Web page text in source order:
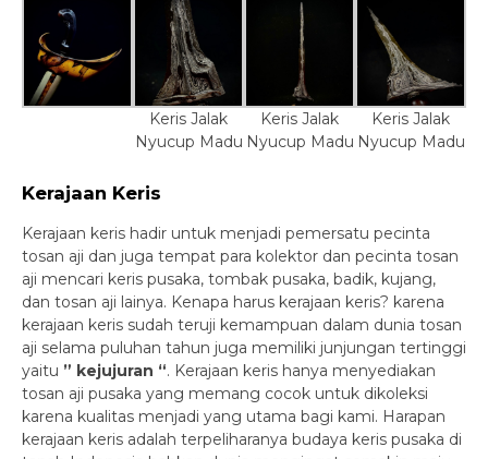
Keris Jalak
Nyucup Madu
Keris Jalak
Nyucup Madu
Keris Jalak
Nyucup Madu
Kerajaan Keris
Kerajaan keris hadir untuk menjadi pemersatu pecinta
tosan aji dan juga tempat para kolektor dan pecinta tosan
aji mencari keris pusaka, tombak pusaka, badik, kujang,
dan tosan aji lainya. Kenapa harus kerajaan keris? karena
kerajaan keris sudah teruji kemampuan dalam dunia tosan
aji selama puluhan tahun juga memiliki junjungan tertinggi
yaitu ” kejujuran “. Kerajaan keris hanya menyediakan
tosan aji pusaka yang memang cocok untuk dikoleksi
karena kualitas menjadi yang utama bagi kami. Harapan
kerajaan keris adalah terpeliharanya budaya keris pusaka di